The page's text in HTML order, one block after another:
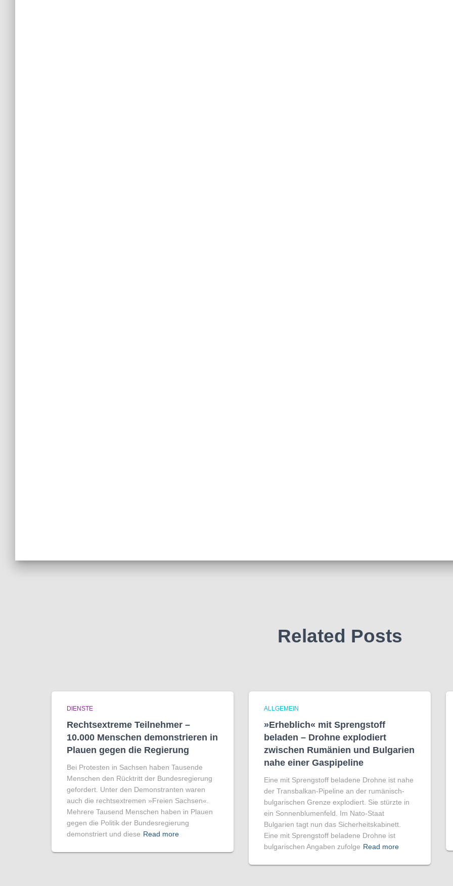
Related Posts
DIENSTE
Rechtsextreme Teilnehmer –
10.000 Menschen demonstrieren in
Plauen gegen die Regierung
Bei Protesten in Sachsen haben Tausende
Menschen den Rücktritt der Bundesregierung
gefordert. Unter den Demonstranten waren
auch die rechtsextremen »Freien Sachsen«.
Mehrere Tausend Menschen haben in Plauen
gegen die Politik der Bundesregierung
demonstriert und diese Read more
ALLGEMEIN
»Erheblich« mit Sprengstoff
beladen – Drohne explodiert
zwischen Rumänien und Bulgarien
nahe einer Gaspipeline
Eine mit Sprengstoff beladene Drohne ist nahe
der Transbalkan-Pipeline an der rumänisch-
bulgarischen Grenze explodiert. Sie stürzte in
ein Sonnenblumenfeld. Im Nato-Staat
Bulgarien tagt nun das Sicherheitskabinett.
Eine mit Sprengstoff beladene Drohne ist
bulgarischen Angaben zufolge Read more